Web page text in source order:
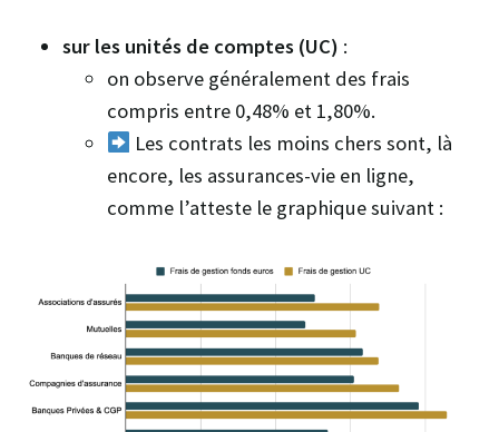
sur les unités de comptes (UC) :
on observe généralement des frais
compris entre 0,48% et 1,80%.
Les contrats les moins chers sont, là
encore, les assurances-vie en ligne,
comme l’atteste le graphique suivant :